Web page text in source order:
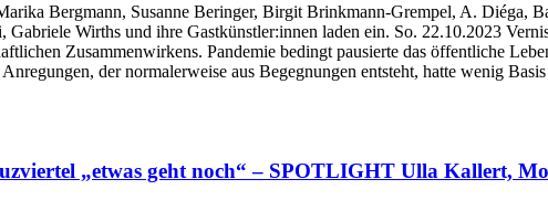
Bergmann, Susanne Beringer, Birgit Brinkmann-Grempel, A. Diéga,
Wirths und ihre Gastkünstler:innen laden ein. So. 22.10.2023
Zusammenwirkens. Pandemie bedingt pausierte das öffentliche
der normalerweise aus Begegnungen entsteht, hatte wenig
„etwas geht noch“ – SPOTLIGHT Ulla Kallert,